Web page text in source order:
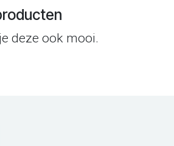
deze ook mooi.